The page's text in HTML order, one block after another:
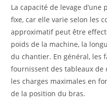
La capacité de levage
fixe, car elle varie selon les
approximatif peut être
poids de la machine, la
du chantier. En général, les
fournissent des tableaux de
les charges maximales en
de la position du bras.